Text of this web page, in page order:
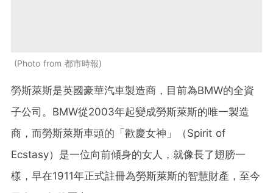
Photo from 都市時報
勞斯萊斯是英國豪華汽車製造商，目前為BMW的全資
子公司。 BMW從2003年起變成勞斯萊斯的唯一製造
商，而勞斯萊斯車頭的「歡慶女神」（Spirit of
Ecstasy）是一位向前傾身的女人，就像長了翅膀一
樣，早在1911年正式註冊為勞斯萊斯的智慧財產，至今